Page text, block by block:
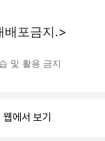
포금지.>
및 활용 금지
에서 보기